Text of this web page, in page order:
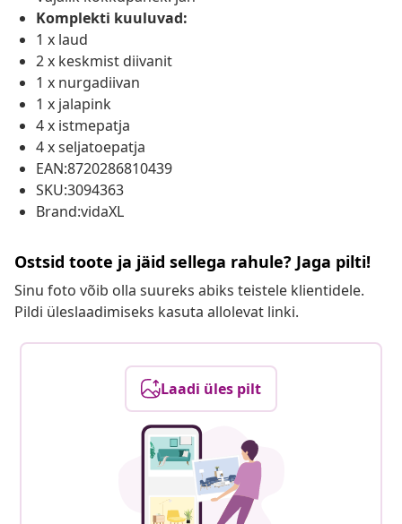
Komplekti kuuluvad:
1 x laud
2 x keskmist diivanit
1 x nurgadiivan
1 x jalapink
4 x istmepatja
4 x seljatoepatja
EAN:8720286810439
SKU:3094363
Brand:vidaXL
Ostsid toote ja jäid sellega rahule? Jaga pilti!
Sinu foto võib olla suureks abiks teistele klientidele.
Pildi üleslaadimiseks kasuta allolevat linki.
Laadi üles pilt